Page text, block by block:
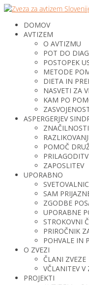
DOMOV
AVTIZEM
O AVTIZMU
POT DO
POSTOPEK
METODE
DIETA IN
NASVETI ZA
KAM PO
ASPERGERJEV
ZNAČILNOSTI
POMOČ
ZAPOSLITEV
UPORABNO
SAM
ZGODBE
UPORABNE
STROKOVNI
PRIROČNIK
POHVALE IN
O ZVEZI
ČLANI ZVEZE
VČLANITEV V
PROJEKTI